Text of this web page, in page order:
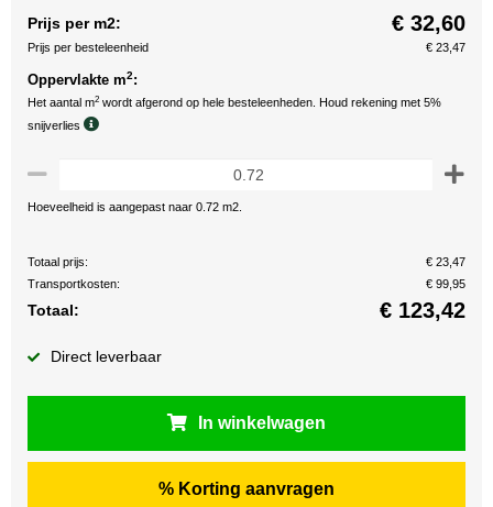
Prijs per m2: € 32,60
Prijs per besteleenheid € 23,47
Oppervlakte m2:
Het aantal m2 wordt afgerond op hele besteleenheden. Houd rekening met 5%
snijverlies
Hoeveelheid is aangepast naar 0.72 m2.
Totaal prijs:
€ 23,47
Transportkosten:
€ 99,95
Totaal: € 123,42
Direct leverbaar
In winkelwagen
% Korting aanvragen